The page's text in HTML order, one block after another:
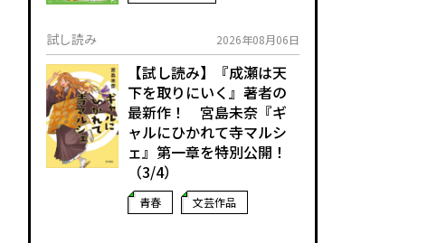
試し読み 2026年08月06日
【試し読み】『成瀬は天
下を取りにいく』著者の
最新作！ 宮島未奈『ギ
ャルにひかれて寺マルシ
ェ』第一章を特別公開！
（3/4）
青春 文芸作品